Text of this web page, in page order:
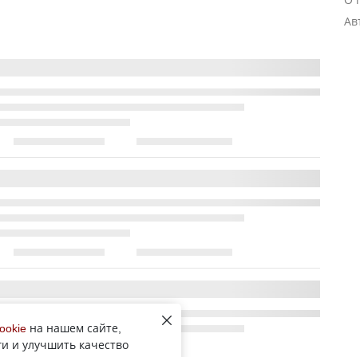
на нашем сайте,
и улучшить качество